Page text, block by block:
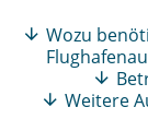
Wozu
Weitere